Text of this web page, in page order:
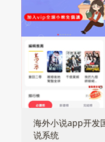
海外小说app开发
说系统